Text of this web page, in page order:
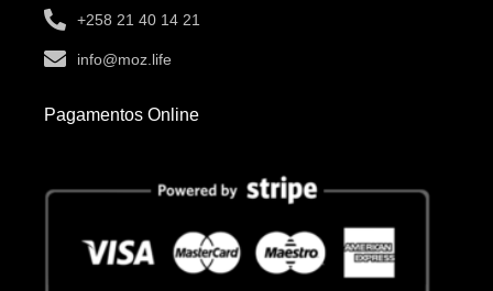
+258 21 40 14 21
info@moz.life
Pagamentos Online